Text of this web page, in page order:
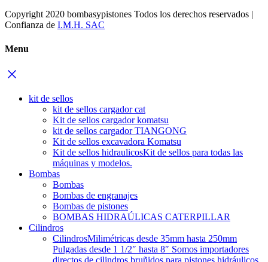
Copyright 2020 bombasypistones Todos los derechos reservados |
Confianza de I.M.H. SAC
Menu
kit de sellos
kit de sellos cargador cat
Kit de sellos cargador komatsu
kit de sellos cargador TIANGONG
Kit de sellos excavadora Komatsu
Kit de sellos hidraulicosKit de sellos para todas las
máquinas y modelos.
Bombas
Bombas
Bombas de engranajes
Bombas de pistones
BOMBAS HIDRAÚLICAS CATERPILLAR
Cilindros
CilindrosMilimétricas desde 35mm hasta 250mm
Pulgadas desde 1 1/2″ hasta 8″ Somos importadores
directos de cilindros bruñidos para pistones hidráulicos.